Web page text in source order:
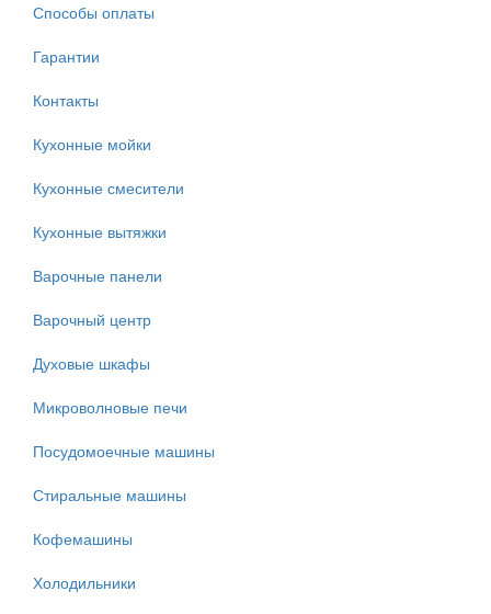
Способы оплаты
Гарантии
Контакты
Кухонные мойки
Кухонные смесители
Кухонные вытяжки
Варочные панели
Варочный центр
Духовые шкафы
Микроволновые печи
Посудомоечные машины
Стиральные машины
Кофемашины
Холодильники